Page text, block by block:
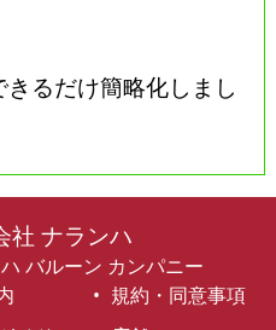
るだけ簡略化しまし
社 ナランハ
バルーン カンパニー
規約・同意事項